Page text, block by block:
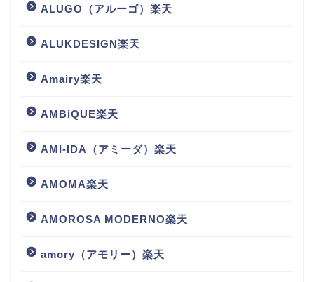
ALUGO（アルーゴ）楽天
ALUKDESIGN楽天
Amairy楽天
AMBiQUE楽天
AMI-IDA（アミーダ）楽天
AMOMA楽天
AMOROSA MODERNO楽天
amory（アモリー）楽天